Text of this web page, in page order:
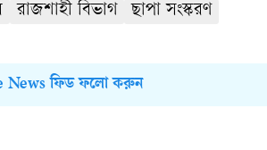
রাজশাহী বিভাগ
ছাপা সংস্করণ
News ফিড ফলো করুন